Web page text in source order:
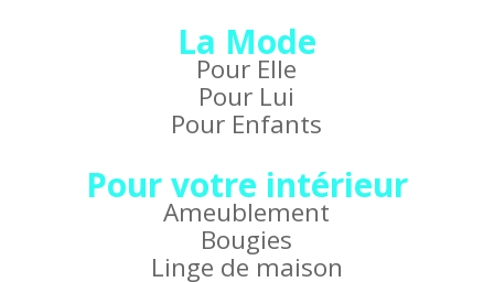
La Mode
Pour Elle
Pour Lui
Pour Enfants
Pour votre intérieur
Ameublement
Bougies
Linge de maison